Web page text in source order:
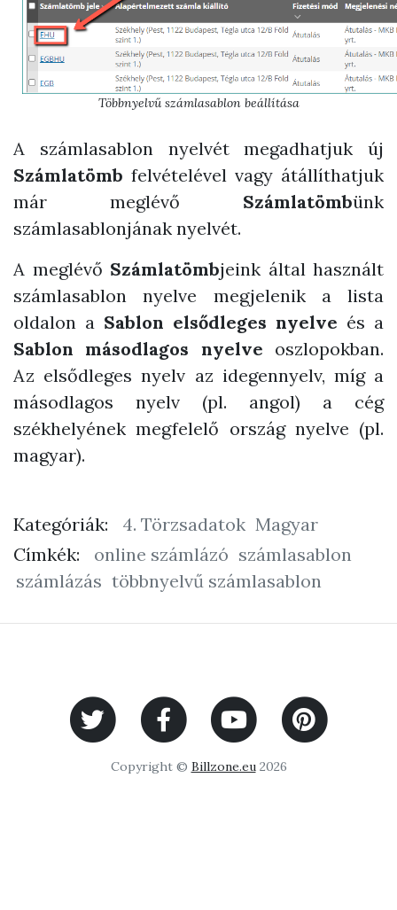
Többnyelvű számlasablon beállítása
A számlasablon nyelvét megadhatjuk új
Számlatömb felvételével vagy átállíthatjuk
már meglévő Számlatömbünk
számlasablonjának nyelvét.
A meglévő Számlatömbjeink által használt
számlasablon nyelve megjelenik a lista
oldalon a Sablon elsődleges nyelve és a
Sablon másodlagos nyelve oszlopokban.
Az elsődleges nyelv az idegennyelv, míg a
másodlagos nyelv (pl. angol) a cég
székhelyének megfelelő ország nyelve (pl.
magyar).
Kategóriák: 4. Törzsadatok Magyar
Címkék:
online számlázó számlasablon
számlázás többnyelvű számlasablon
Copyright © Billzone.eu2026